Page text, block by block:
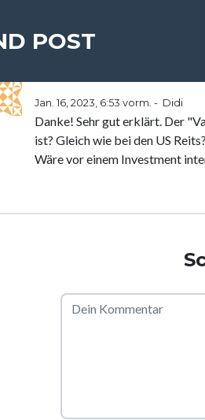
POST
Jan. 16, 2023, 6:53 vorm. - Didi
Danke! Sehr gut erklärt. Der
ist? Gleich wie bei den US
Wäre vor einem Investment